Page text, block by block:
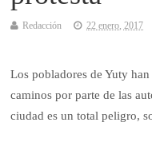
Redacción 22 enero, 2017
Los pobladores de Yuty
caminos por parte de las
ciudad es un total peligro,